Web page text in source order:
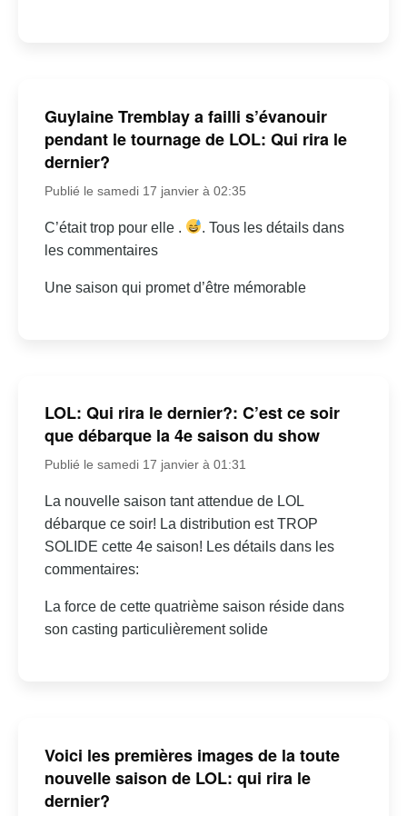
Guylaine Tremblay a failli s’évanouir
pendant le tournage de LOL: Qui rira le
dernier?
Publié le samedi 17 janvier à 02:35
C’était trop pour elle .
. Tous les détails dans
les commentaires
Une saison qui promet d’être mémorable
LOL: Qui rira le dernier?: C’est ce soir
que débarque la 4e saison du show
Publié le samedi 17 janvier à 01:31
La nouvelle saison tant attendue de LOL
débarque ce soir! La distribution est TROP
SOLIDE cette 4e saison! Les détails dans les
commentaires:
La force de cette quatrième saison réside dans
son casting particulièrement solide
Voici les premières images de la toute
nouvelle saison de LOL: qui rira le
dernier?